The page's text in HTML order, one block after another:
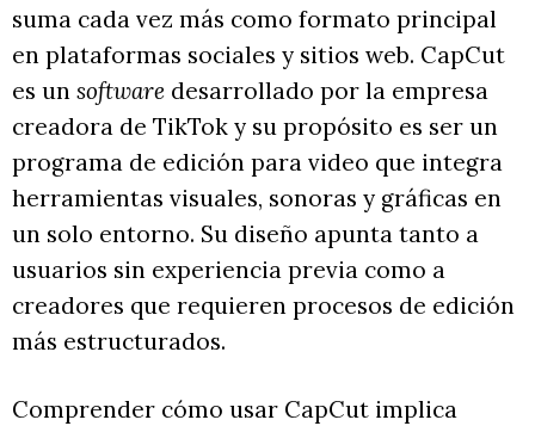
suma cada vez más como formato principal
en plataformas sociales y sitios web. CapCut
es un software desarrollado por la empresa
creadora de TikTok y su propósito es ser un
programa de edición para video que integra
herramientas visuales, sonoras y gráficas en
un solo entorno. Su diseño apunta tanto a
usuarios sin experiencia previa como a
creadores que requieren procesos de edición
más estructurados.
Comprender cómo usar CapCut implica